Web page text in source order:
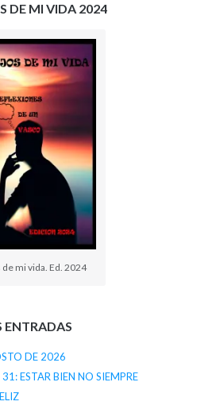
DE MI VIDA 2024
mi vida. Ed. 2024
ENTRADAS
DE 2026
31: ESTAR BIEN NO SIEMPRE